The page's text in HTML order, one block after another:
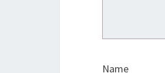
Name